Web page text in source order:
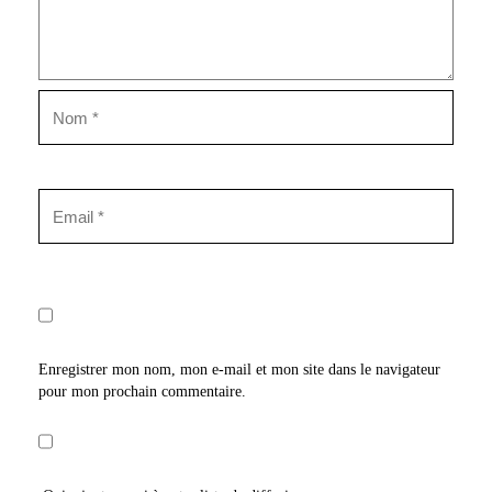
Enregistrer mon nom, mon e-mail et mon site dans le navigateur
pour mon prochain commentaire.